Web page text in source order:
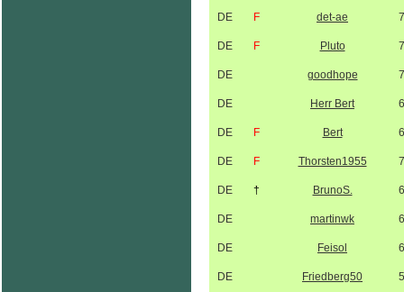
DE F det-ae
DE F Pluto
DE goodhope
DE Herr Bert
DE F Bert
DE F Thorsten1955
DE † BrunoS.
DE martinwk
DE Feisol
DE Friedberg50